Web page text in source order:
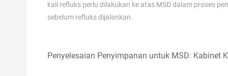
kali refluks perlu dilakukan ke atas MSD dalam proses
sebelum refluks dijalankan.
Penyelesaian Penyimpanan untuk MSD: Kabinet